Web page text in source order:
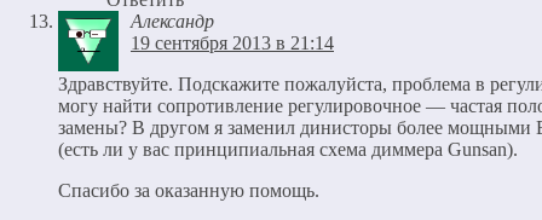
Александр
19 сентября 2013 в 21:14
Здравствуйте. Подскажите пожалуйста, проблема в
могу найти сопротивление регулировочное — частая
замены? В другом я заменил динисторы более мощными
(есть ли у вас принципиальная схема диммера Gunsan).
Спасибо за оказанную помощь.